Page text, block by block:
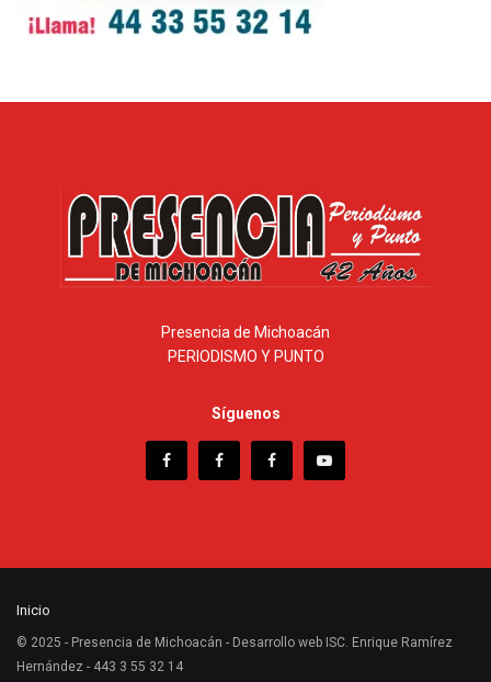
Presencia de Michoacán
PERIODISMO Y PUNTO
Síguenos
Inicio
© 2025 - Presencia de Michoacán - Desarrollo web ISC. Enrique Ramírez
Hernández - 443 3 55 32 14